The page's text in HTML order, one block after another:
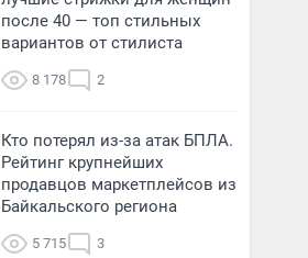
после 40 — топ стильных
вариантов от стилиста
8 178 2
Кто потерял из-за атак БПЛА.
Рейтинг крупнейших
продавцов маркетплейсов из
Байкальского региона
5 715 3